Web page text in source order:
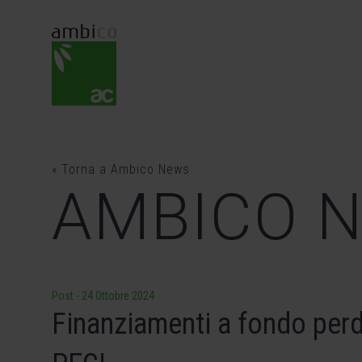
« Torna a Ambico News
AMBICO
Post - 24 Ottobre 2024
Finanziamenti a fondo